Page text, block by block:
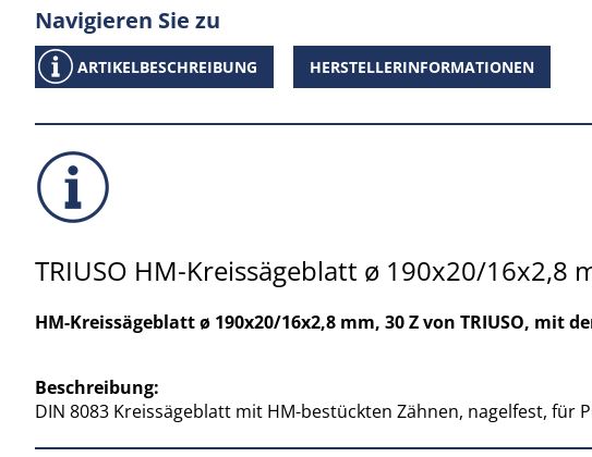
Navigieren Sie zu
ARTIKELBESCHREIBUNG HERSTELLERINFORMATIONEN
TRIUSO HM-Kreissägeblatt ø 190x20/16x2,8
HM-Kreissägeblatt ø 190x20/16x2,8 mm, 30 Z von TRIUSO, mit
Beschreibung:
DIN 8083 Kreissägeblatt mit HM-bestückten Zähnen, nagelfest,